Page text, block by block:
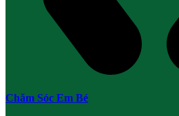
Chăm Sóc Em Bé